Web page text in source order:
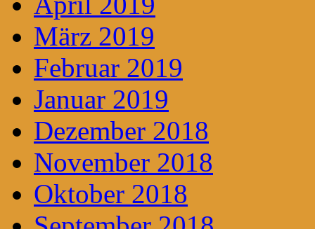
März 2019
Februar 2019
Januar 2019
Dezember 2018
November 2018
Oktober 2018